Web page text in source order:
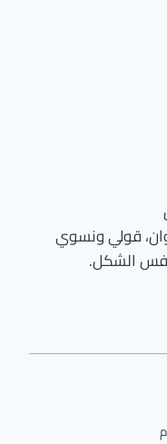
قولي ونسوي